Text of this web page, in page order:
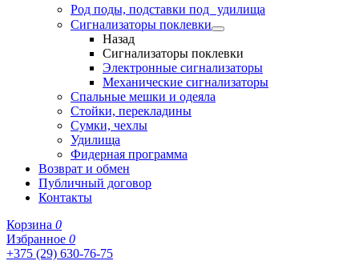
Род поды, подставки под удилища
Сигнализаторы поклевки
Назад
Сигнализаторы поклевки
Электронные сигнализаторы
Механические сигнализаторы
Спальные мешки и одеяла
Стойки, перекладины
Сумки, чехлы
Удилища
Фидерная программа
Возврат и обмен
Публичный договор
Контакты
Корзина 0
Избранное 0
+375 (29) 630-76-75